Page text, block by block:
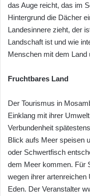
das Auge reicht, das im
Hintergrund die Dächer
Landesinnere zieht, der
Landschaft ist und wie
Menschen mit dem Land
Fruchtbares Land
Der Tourismus in
Einklang mit ihrer
Verbundenheit
Blick aufs Meer speisen
oder Schwertfisch
dem Meer kommen. Für
wegen ihrer
Eden. Der Veranstalter